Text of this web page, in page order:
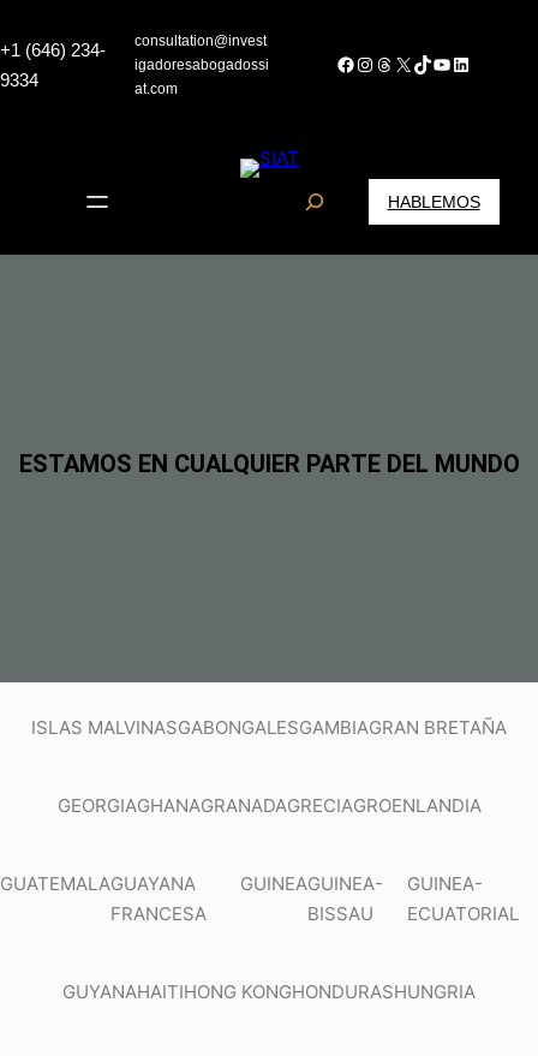
+1 (646) 234-
9334
consultation@invest
igadoresabogadossi
at.com
Facebook Instagram Threads X TikTok YouTube LinkedIn
S
a
HABLEMOS
ESTAMOS EN CUALQUIER PARTE DEL MUNDO
ISLAS MALVINASGABONGALESGAMBIAGRAN BRETAÑA
GEORGIAGHANAGRANADAGRECIAGROENLANDIA
GUATEMALAGUAYANA
FRANCESA
GUINEAGUINEA-
BISSAU
GUINEA-
ECUATORIAL
GUYANAHAITIHONG KONGHONDURASHUNGRIA